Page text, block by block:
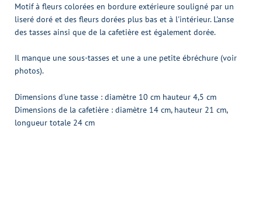
Motif à fleurs colorées en bordure extérieure souligné par un
liseré doré et des fleurs dorées plus bas et à l'intérieur. L'anse
des tasses ainsi que de la cafetière est également dorée.
Il manque une sous-tasses et une a une petite ébréchure (voir
photos).
Dimensions d'une tasse : diamètre 10 cm hauteur 4,5 cm
Dimensions de la cafetière : diamètre 14 cm, hauteur 21 cm,
longueur totale 24 cm